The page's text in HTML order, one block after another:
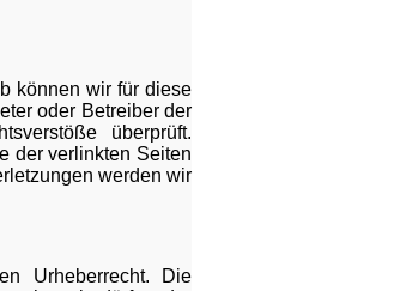
können wir für diese
oder Betreiber der
überprüft.
der verlinkten Seiten
werden wir
Urheberrecht. Die